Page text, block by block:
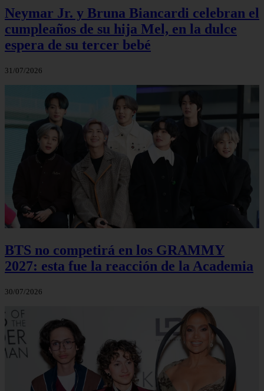
Neymar Jr. y Bruna Biancardi celebran el
cumpleaños de su hija Mel, en la dulce
espera de su tercer bebé
31/07/2026
BTS no competirá en los GRAMMY
2027: esta fue la reacción de la Academia
30/07/2026